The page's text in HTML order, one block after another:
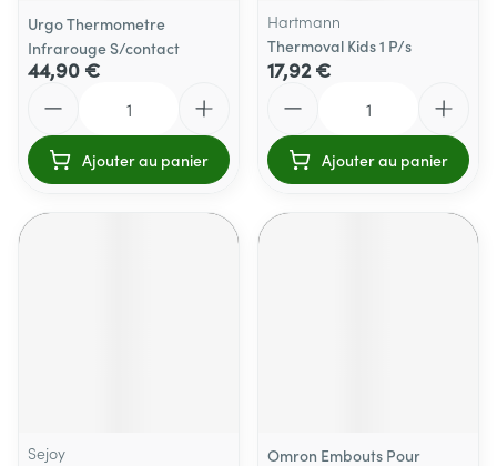
Urgo Thermometre
Infrarouge S/contact
44,90 €
Ajouter au panier
Hartmann
Thermoval Kids 1 P/s
17,92 €
Ajouter au panier
Sejoy
Omron Embouts Pour